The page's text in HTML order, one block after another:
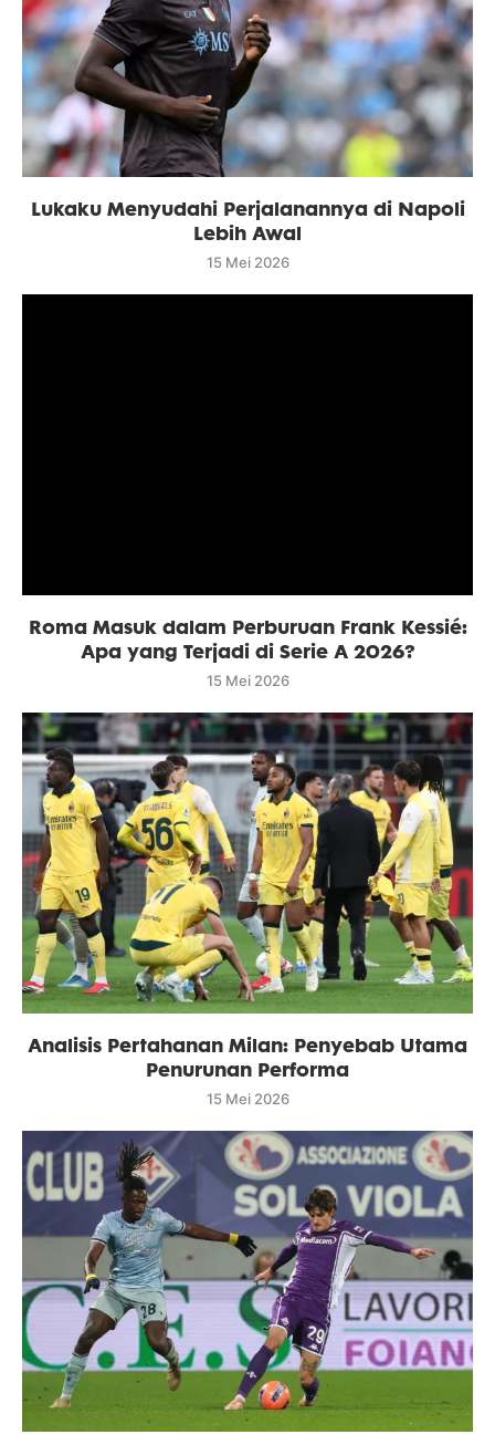
Lukaku Menyudahi Perjalanannya di Napoli
Lebih Awal
15 Mei 2026
Roma Masuk dalam Perburuan Frank Kessié:
Apa yang Terjadi di Serie A 2026?
15 Mei 2026
Analisis Pertahanan Milan: Penyebab Utama
Penurunan Performa
15 Mei 2026